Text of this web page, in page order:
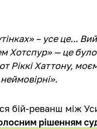
– усе це...
Хотспур» — це
Ріккі Хаттону,
бій-реванш між
рішенням